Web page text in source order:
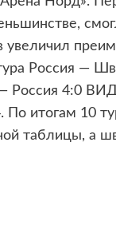
Россия —
Россия 4:0
итогам 10
таблицы, а